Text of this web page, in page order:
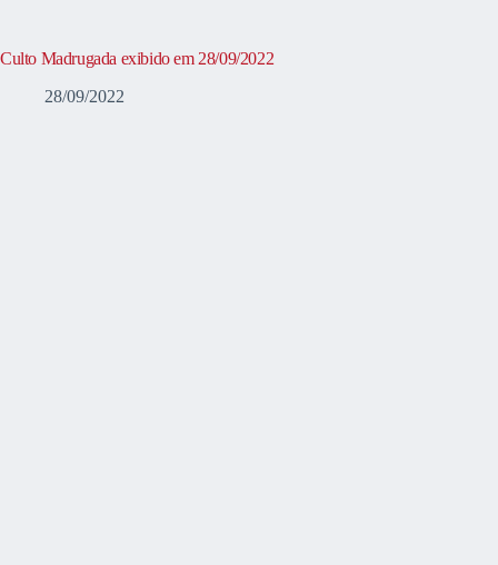
Culto Madrugada exibido em 28/09/2022
28/09/2022